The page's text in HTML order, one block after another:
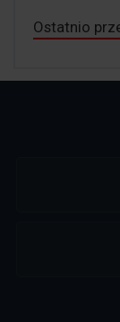
Ostatnio